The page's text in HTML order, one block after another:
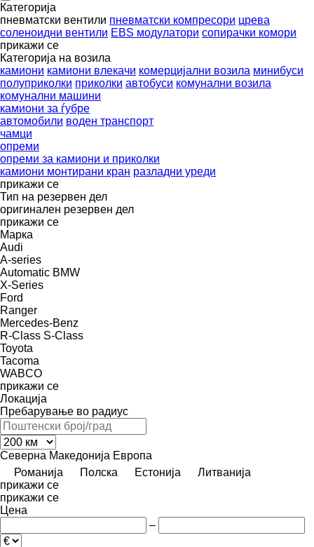
Категорија
пневматски вентили пневматски компресори црева
соленоидни вентили EBS модулатори сопирачки комори
прикажи се
Категорија на возила
камиони камиони влекачи комерцијални возила минибуси
полуприколки приколки автобуси комунални возила
комунални машини
камиони за ѓубре
автомобили воден транспорт
чамци
опреми
опреми за камиони и приколки
камиони монтирани кран разладни уреди
прикажи се
Тип на резервен дел
оригинален резервен дел
прикажи се
Марка
Audi
A-series
Automatic BMW
X-Series
Ford
Ranger
Mercedes-Benz
R-Class S-Class
Toyota
Tacoma
WABCO
прикажи се
Локација
Пребарување во радиус
Северна Македонија Европа
Романија
Полска Естонија
Литванија
прикажи се
прикажи се
Цена
–